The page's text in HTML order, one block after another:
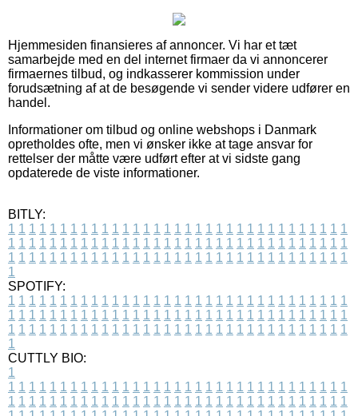
Hjemmesiden finansieres af annoncer. Vi har et tæt
samarbejde med en del internet firmaer da vi annoncerer
firmaernes tilbud, og indkasserer kommission under
forudsætning af at de besøgende vi sender videre udfører en
handel.
Informationer om tilbud og online webshops i Danmark
opretholdes ofte, men vi ønsker ikke at tage ansvar for
rettelser der måtte være udført efter at vi sidste gang
opdaterede de viste informationer.
BITLY:
1 1 1 1 1 1 1 1 1 1 1 1 1 1 1 1 1 1 1 1 1 1 1 1 1 1 1 1 1 1 1 1 1
1 1 1 1 1 1 1 1 1 1 1 1 1 1 1 1 1 1 1 1 1 1 1 1 1 1 1 1 1 1 1 1 1
1 1 1 1 1 1 1 1 1 1 1 1 1 1 1 1 1 1 1 1 1 1 1 1 1 1 1 1 1 1 1 1 1
1
SPOTIFY:
1 1 1 1 1 1 1 1 1 1 1 1 1 1 1 1 1 1 1 1 1 1 1 1 1 1 1 1 1 1 1 1 1
1 1 1 1 1 1 1 1 1 1 1 1 1 1 1 1 1 1 1 1 1 1 1 1 1 1 1 1 1 1 1 1 1
1 1 1 1 1 1 1 1 1 1 1 1 1 1 1 1 1 1 1 1 1 1 1 1 1 1 1 1 1 1 1 1 1
1
CUTTLY BIO:
1
1 1 1 1 1 1 1 1 1 1 1 1 1 1 1 1 1 1 1 1 1 1 1 1 1 1 1 1 1 1 1 1 1
1 1 1 1 1 1 1 1 1 1 1 1 1 1 1 1 1 1 1 1 1 1 1 1 1 1 1 1 1 1 1 1 1